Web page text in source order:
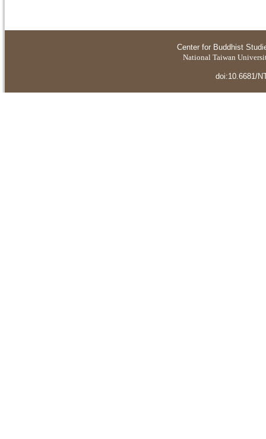
Center for Buddhist
National Taiwan
doi:10.6681/